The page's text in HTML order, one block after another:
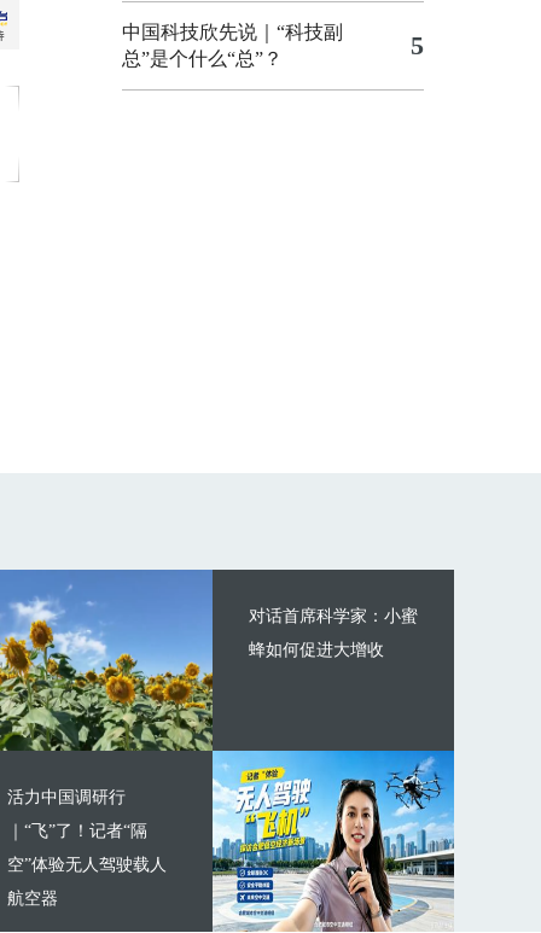
中国科技欣先说｜“科技副
总”是个什么“总”？
5
对话首席科学家：小蜜
蜂如何促进大增收
活力中国调研行
｜“飞”了！记者“隔
空”体验无人驾驶载人
航空器